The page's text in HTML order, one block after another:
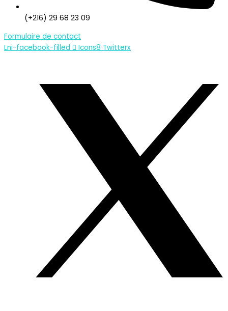
(+216) 29 68 23 09
Formulaire de contact
Lni-facebook-filled
Icons8 Twitterx